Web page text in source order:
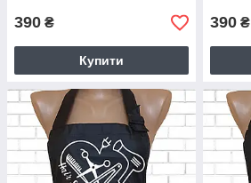
390 ₴
Купити
390 ₴